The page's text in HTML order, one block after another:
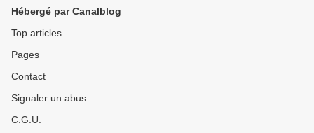
Hébergé par Canalblog
Top articles
Pages
Contact
Signaler un abus
C.G.U.